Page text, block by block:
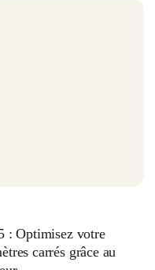
: Optimisez votre
carrés grâce au